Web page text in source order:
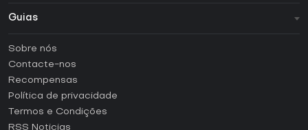
Guias
Como ativar uma CD Key Steam?
Como ativar uma CD Key Epic Games?
Como ativar uma CD Key GOG?
Sobre nós
Contacte-nos
Recompensas
Política de privacidade
Termos e Condições
RSS Noticias